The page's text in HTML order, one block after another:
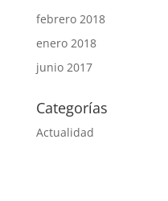
febrero 2018
enero 2018
junio 2017
Categorías
Actualidad